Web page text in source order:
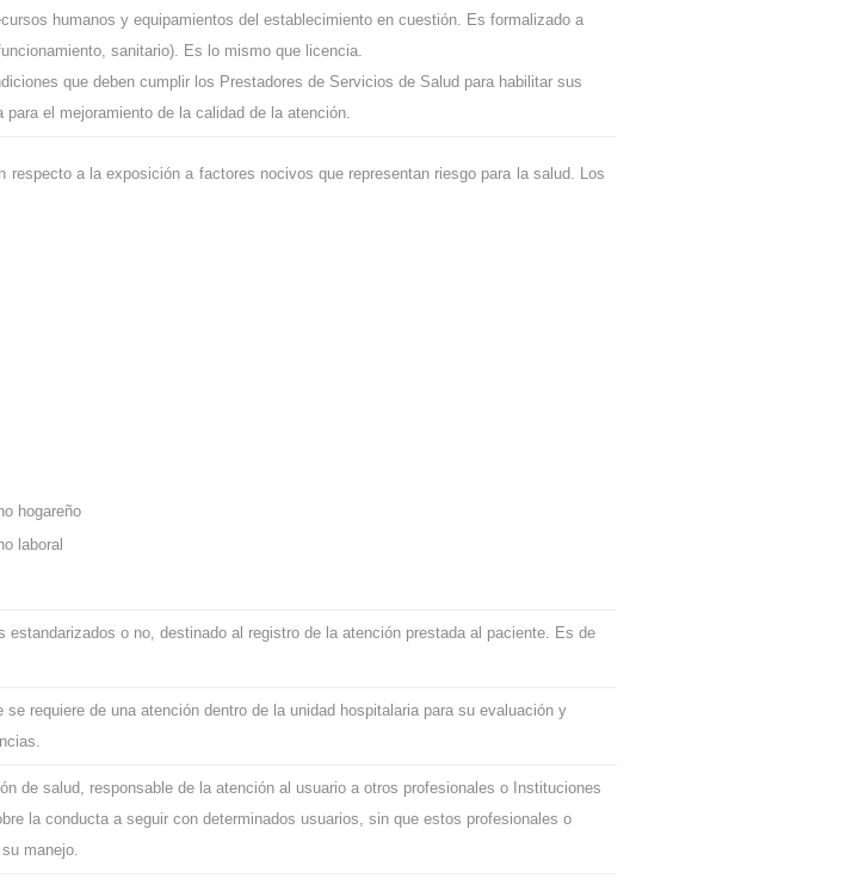
humanos y equipamientos del establecimiento en cuestión. Es formalizado a
sanitario). Es lo mismo que licencia.
que deben cumplir los Prestadores de Servicios de Salud para habilitar sus
el mejoramiento de la calidad de la atención.
respecto a la exposición a factores nocivos que representan riesgo para la salud. Los
hogareño
laboral
estandarizados o no, destinado al registro de la atención prestada al paciente. Es de
requiere de una atención dentro de la unidad hospitalaria para su evaluación y
de salud, responsable de la atención al usuario a otros profesionales o Instituciones
la conducta a seguir con determinados usuarios, sin que estos profesionales o
manejo.